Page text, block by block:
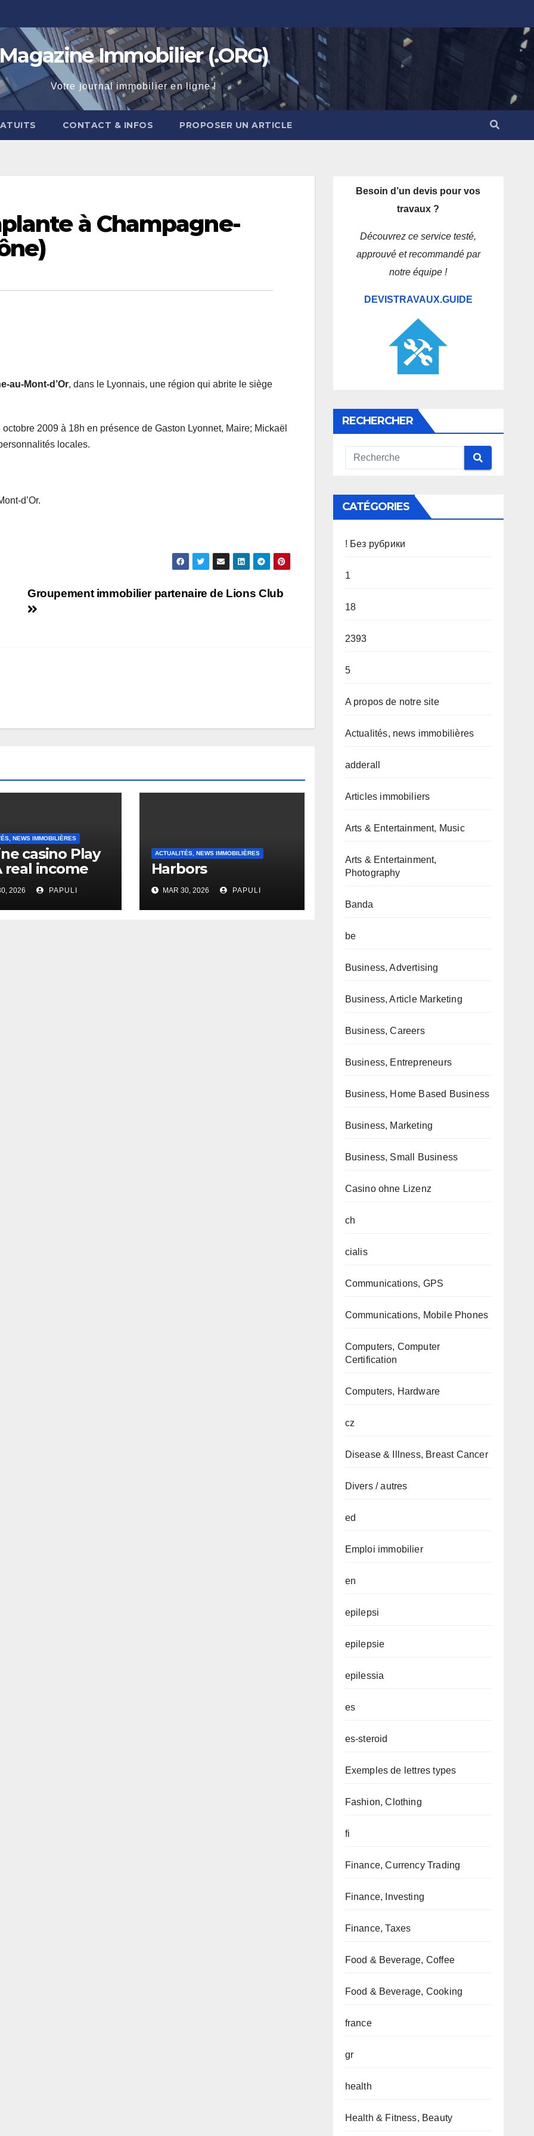
Magazine Immobilier (.ORG)
Votre journal immobilier en ligne !
CONTACT & INFOS PROPOSER UN ARTICLE
à Champagne-
au-Mont-d’Or, dans le Lyonnais, une région qui abrite le siège
2009 à 18h en présence de Gaston Lyonnet, Maire; Mickaël
locales.
d’Or.
Groupement immobilier partenaire de Lions Club
NEWS IMMOBILIÈRES
casino Play
real income
2026 PAPULI
ACTUALITÉS, NEWS IMMOBILIÈRES
Harbors
MAR 30, 2026 PAPULI
Besoin d’un devis pour vos
travaux ?
Découvrez ce service testé,
approuvé et recommandé par
notre équipe !
DEVISTRAVAUX.GUIDE
RECHERCHER
CATÉGORIES
! Без рубрики
1
18
2393
5
A propos de notre site
Actualités, news immobilières
adderall
Articles immobiliers
Arts & Entertainment, Music
Arts & Entertainment,
Photography
Banda
be
Business, Advertising
Business, Article Marketing
Business, Careers
Business, Entrepreneurs
Business, Home Based Business
Business, Marketing
Business, Small Business
Casino ohne Lizenz
ch
cialis
Communications, GPS
Communications, Mobile Phones
Computers, Computer
Certification
Computers, Hardware
cz
Disease & Illness, Breast Cancer
Divers / autres
ed
Emploi immobilier
en
epilepsi
epilepsie
epilessia
es
es-steroid
Exemples de lettres types
Fashion, Clothing
fi
Finance, Currency Trading
Finance, Investing
Finance, Taxes
Food & Beverage, Coffee
Food & Beverage, Cooking
france
gr
health
Health & Fitness, Beauty